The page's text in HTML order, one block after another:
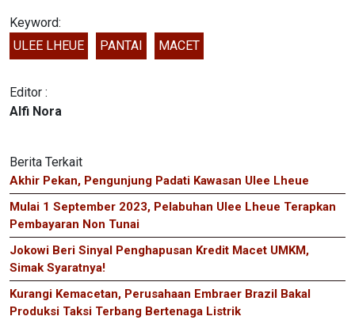
Keyword:
ULEE LHEUE
PANTAI MACET
Editor :
Alfi Nora
Berita Terkait
Akhir Pekan, Pengunjung Padati Kawasan Ulee Lheue
Mulai 1 September 2023, Pelabuhan Ulee Lheue Terapkan
Pembayaran Non Tunai
Jokowi Beri Sinyal Penghapusan Kredit Macet UMKM,
Simak Syaratnya!
Kurangi Kemacetan, Perusahaan Embraer Brazil Bakal
Produksi Taksi Terbang Bertenaga Listrik